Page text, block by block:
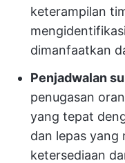
keterampilan
dimanfaatkan
Penjadwalan
penugasan
yang tepat
dan lepas yang
ketersediaan